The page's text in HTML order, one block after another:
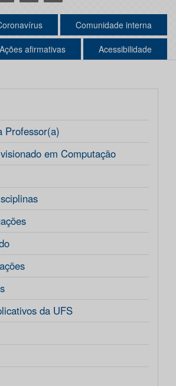
Comunidade interna
Ações afirmativas Acessibilidade
Professor(a)
em Computação
da UFS